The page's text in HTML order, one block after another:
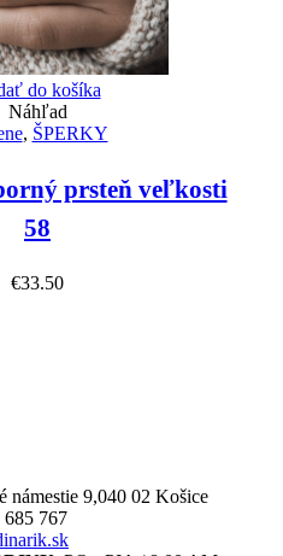
do košíka
Náhľad
, ŠPERKY
prsteň veľkosti
58
€33.50
námestie 9,040 02 Košice
685 767